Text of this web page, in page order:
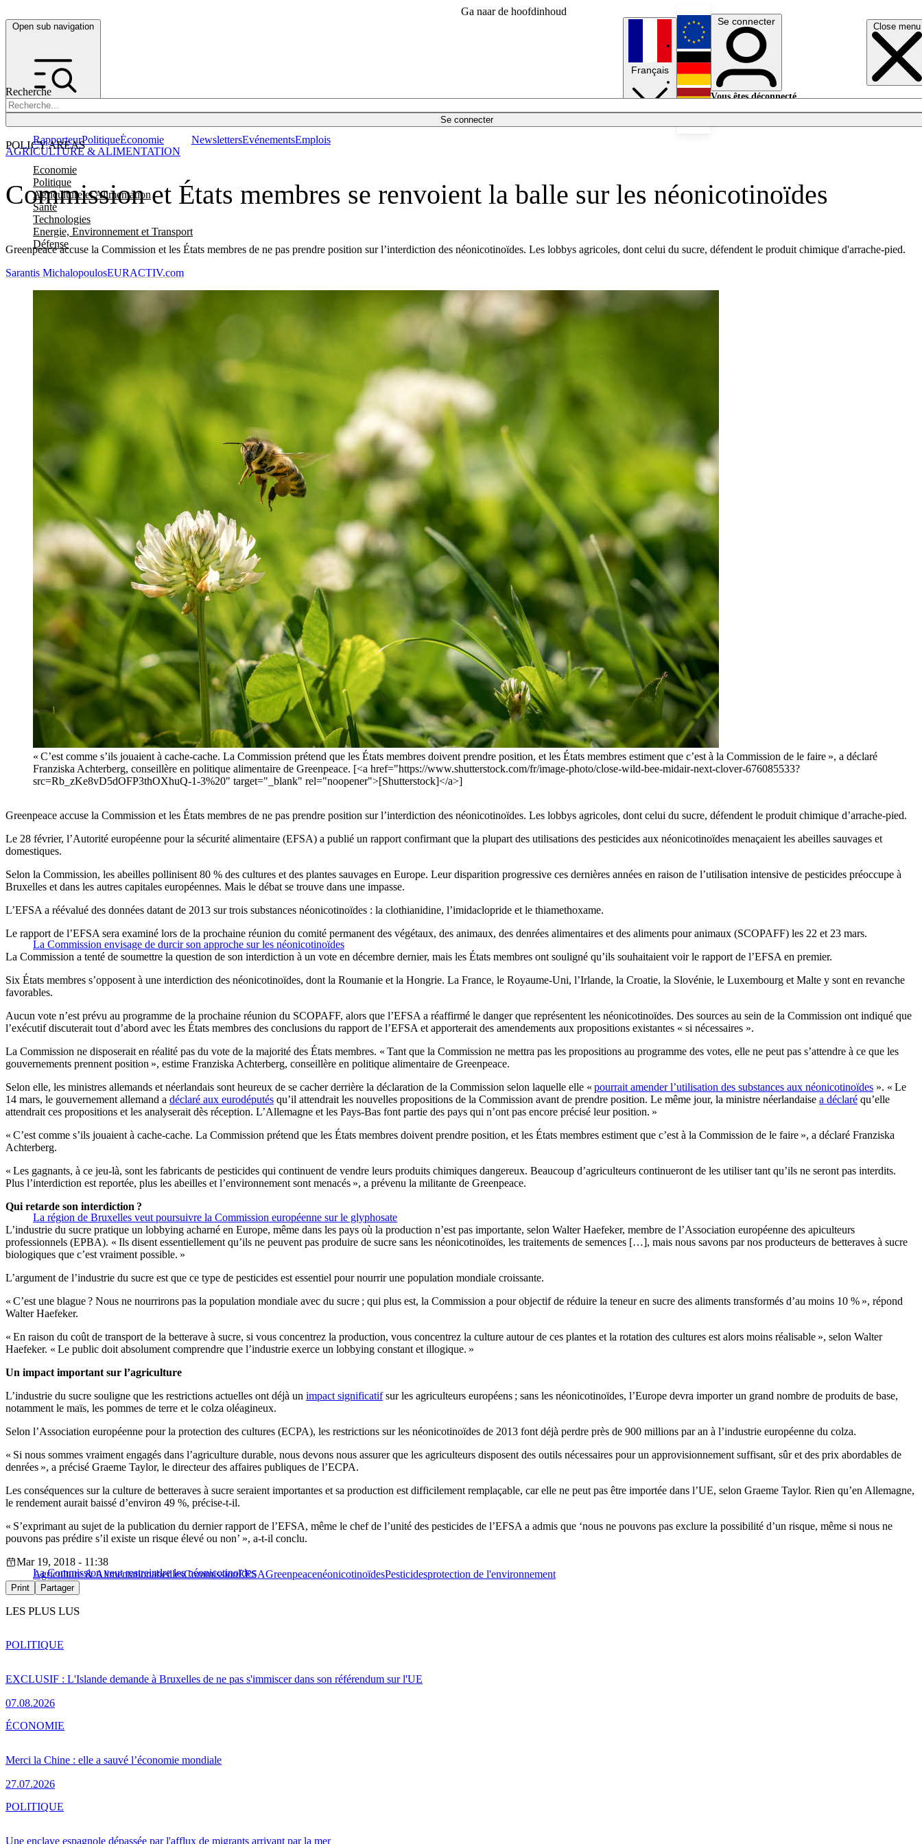
Ga naar de hoofdinhoud
Open sub navigation Close menu
Recherche
Se connecter
POLICY AREAS
Economie
Politique
Agriculture et Alimentation
Santé
Technologies
Energie, Environnement et Transport
Défense
RapporteurPolitiqueÉconomie NewslettersEvénementsEmplois
Français
English
Deutsch
Se connecter
Vous êtes déconnecté.
Commission et États membres se renvoient la balle sur les néonicotinoïdes
Greenpeace accuse la Commission et les États membres de ne pas prendre position sur l’interdiction des néonicotinoïdes. Les lobbys agricoles, dont celui du sucre, défendent le produit chimique d'arrache-pied.
AGRICULTURE & ALIMENTATION
Sarantis MichalopoulosEURACTIV.com
« C’est comme s’ils jouaient à cache-cache. La Commission prétend que les États membres doivent prendre position, et les États membres estiment que c’est à la Commission de le faire », a déclaré
Franziska Achterberg, conseillère en politique alimentaire de Greenpeace. [<a href="https://www.shutterstock.com/fr/image-photo/close-wild-bee-midair-next-clover-676085533?
src=Rb_zKe8vD5dOFP3thOXhuQ-1-3%20" target="_blank" rel="noopener">[Shutterstock]</a>]
Greenpeace accuse la Commission et les États membres de ne pas prendre position sur l’interdiction des néonicotinoïdes. Les lobbys agricoles, dont celui du sucre, défendent le produit chimique d’arrache-pied.
Le 28 février, l’Autorité européenne pour la sécurité alimentaire (EFSA) a publié un rapport confirmant que la plupart des utilisations des pesticides aux néonicotinoïdes menaçaient les abeilles sauvages et
domestiques.
Selon la Commission, les abeilles pollinisent 80 % des cultures et des plantes sauvages en Europe. Leur disparition progressive ces dernières années en raison de l’utilisation intensive de pesticides préoccupe à
Bruxelles et dans les autres capitales européennes. Mais le débat se trouve dans une impasse.
L’EFSA a réévalué des données datant de 2013 sur trois substances néonicotinoïdes : la clothianidine, l’imidaclopride et le thiamethoxame.
La Commission envisage de durcir son approche sur les néonicotinoïdes
Le rapport de l’EFSA sera examiné lors de la prochaine réunion du comité permanent des végétaux, des animaux, des denrées alimentaires et des aliments pour animaux (SCOPAFF) les 22 et 23 mars.
La Commission a tenté de soumettre la question de son interdiction à un vote en décembre dernier, mais les États membres ont souligné qu’ils souhaitaient voir le rapport de l’EFSA en premier.
Six États membres s’opposent à une interdiction des néonicotinoïdes, dont la Roumanie et la Hongrie. La France, le Royaume-Uni, l’Irlande, la Croatie, la Slovénie, le Luxembourg et Malte y sont en revanche
favorables.
Aucun vote n’est prévu au programme de la prochaine réunion du SCOPAFF, alors que l’EFSA a réaffirmé le danger que représentent les néonicotinoïdes. Des sources au sein de la Commission ont indiqué que
l’exécutif discuterait tout d’abord avec les États membres des conclusions du rapport de l’EFSA et apporterait des amendements aux propositions existantes « si nécessaires ».
La Commission ne disposerait en réalité pas du vote de la majorité des États membres. « Tant que la Commission ne mettra pas les propositions au programme des votes, elle ne peut pas s’attendre à ce que les
gouvernements prennent position », estime Franziska Achterberg, conseillère en politique alimentaire de Greenpeace.
Selon elle, les ministres allemands et néerlandais sont heureux de se cacher derrière la déclaration de la Commission selon laquelle elle « pourrait amender l’utilisation des substances aux néonicotinoïdes ». « Le
14 mars, le gouvernement allemand a déclaré aux eurodéputés qu’il attendrait les nouvelles propositions de la Commission avant de prendre position. Le même jour, la ministre néerlandaise a déclaré qu’elle
attendrait ces propositions et les analyserait dès réception. L’Allemagne et les Pays-Bas font partie des pays qui n’ont pas encore précisé leur position. »
« C’est comme s’ils jouaient à cache-cache. La Commission prétend que les États membres doivent prendre position, et les États membres estiment que c’est à la Commission de le faire », a déclaré Franziska
Achterberg.
« Les gagnants, à ce jeu-là, sont les fabricants de pesticides qui continuent de vendre leurs produits chimiques dangereux. Beaucoup d’agriculteurs continueront de les utiliser tant qu’ils ne seront pas interdits.
Plus l’interdiction est reportée, plus les abeilles et l’environnement sont menacés », a prévenu la militante de Greenpeace.
La région de Bruxelles veut poursuivre la Commission européenne sur le glyphosate
Qui retarde son interdiction ?
L’industrie du sucre pratique un lobbying acharné en Europe, même dans les pays où la production n’est pas importante, selon Walter Haefeker, membre de l’Association européenne des apiculteurs
professionnels (EPBA). « Ils disent essentiellement qu’ils ne peuvent pas produire de sucre sans les néonicotinoïdes, les traitements de semences […], mais nous savons par nos producteurs de betteraves à sucre
biologiques que c’est vraiment possible. »
L’argument de l’industrie du sucre est que ce type de pesticides est essentiel pour nourrir une population mondiale croissante.
« C’est une blague ? Nous ne nourrirons pas la population mondiale avec du sucre ; qui plus est, la Commission a pour objectif de réduire la teneur en sucre des aliments transformés d’au moins 10 % », répond
Walter Haefeker.
« En raison du coût de transport de la betterave à sucre, si vous concentrez la production, vous concentrez la culture autour de ces plantes et la rotation des cultures est alors moins réalisable », selon Walter
Haefeker. « Le public doit absolument comprendre que l’industrie exerce un lobbying constant et illogique. »
Un impact important sur l’agriculture
L’industrie du sucre souligne que les restrictions actuelles ont déjà un impact significatifsur les agriculteurs européens ; sans les néonicotinoïdes, l’Europe devra importer un grand nombre de produits de base,
notamment le maïs, les pommes de terre et le colza oléagineux.
Selon l’Association européenne pour la protection des cultures (ECPA), les restrictions sur les néonicotinoïdes de 2013 font déjà perdre près de 900 millions par an à l’industrie européenne du colza.
« Si nous sommes vraiment engagés dans l’agriculture durable, nous devons nous assurer que les agriculteurs disposent des outils nécessaires pour un approvisionnement suffisant, sûr et des prix abordables de
denrées », a précisé Graeme Taylor, le directeur des affaires publiques de l’ECPA.
Les conséquences sur la culture de betteraves à sucre seraient importantes et sa production est difficilement remplaçable, car elle ne peut pas être importée dans l’UE, selon Graeme Taylor. Rien qu’en Allemagne,
le rendement aurait baissé d’environ 49 %, précise-t-il.
« S’exprimant au sujet de la publication du dernier rapport de l’EFSA, même le chef de l’unité des pesticides de l’EFSA a admis que ‘nous ne pouvons pas exclure la possibilité d’un risque, même si nous ne
pouvons pas prédire s’il existe un risque élevé ou non’ », a-t-il conclu.
La Commission veut restreindre les néonicotinoïdes
Mar 19, 2018 - 11:38
Agriculture & AlimentationabeillesCommissionEFSAGreenpeacenéonicotinoïdesPesticidesprotection de l'environnement
Print Partager
LES PLUS LUS
EXCLUSIF : L'Islande demande à Bruxelles de ne pas s'immiscer dans son référendum sur l'UE
07.08.2026
POLITIQUE
Merci la Chine : elle a sauvé l’économie mondiale
27.07.2026
ÉCONOMIE
Une enclave espagnole dépassée par l'afflux de migrants arrivant par la mer
POLITIQUE